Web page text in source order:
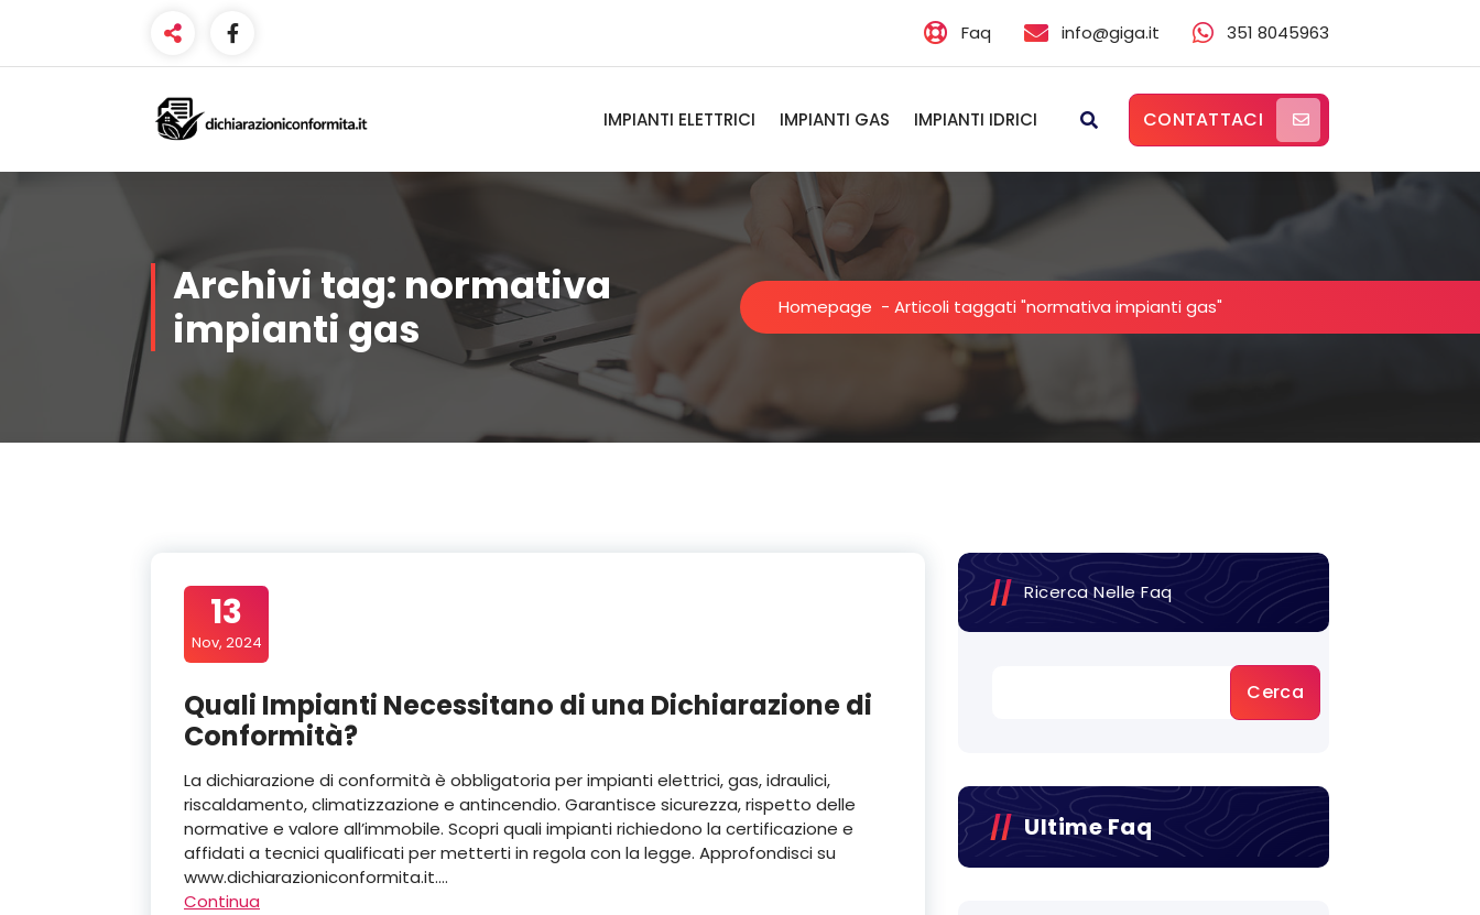
Faq info@giga.it 351 8045963
IMPIANTI ELETTRICI IMPIANTI GAS IMPIANTI IDRICI CONTATTACI
Archivi tag: normativa
impianti gas
Homepage - Articoli taggati "normativa impianti gas"
13
Nov, 2024
Quali Impianti Necessitano di una Dichiarazione di
Conformità?
La dichiarazione di conformità è obbligatoria per impianti elettrici, gas, idraulici,
riscaldamento, climatizzazione e antincendio. Garantisce sicurezza, rispetto delle
normative e valore all’immobile. Scopri quali impianti richiedono la certificazione e
affidati a tecnici qualificati per metterti in regola con la legge. Approfondisci su
www.dichiarazioniconformita.it.…
Continua
Ricerca Nelle Faq
Cerca
Ultime Faq